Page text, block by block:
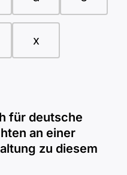
x
für deutsche
an einer
zu diesem